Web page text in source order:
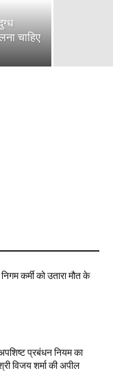
चाहिए
कर्मी को उतारा मौत के
प्रबंधन नियम का
विजय शर्मा की अपील